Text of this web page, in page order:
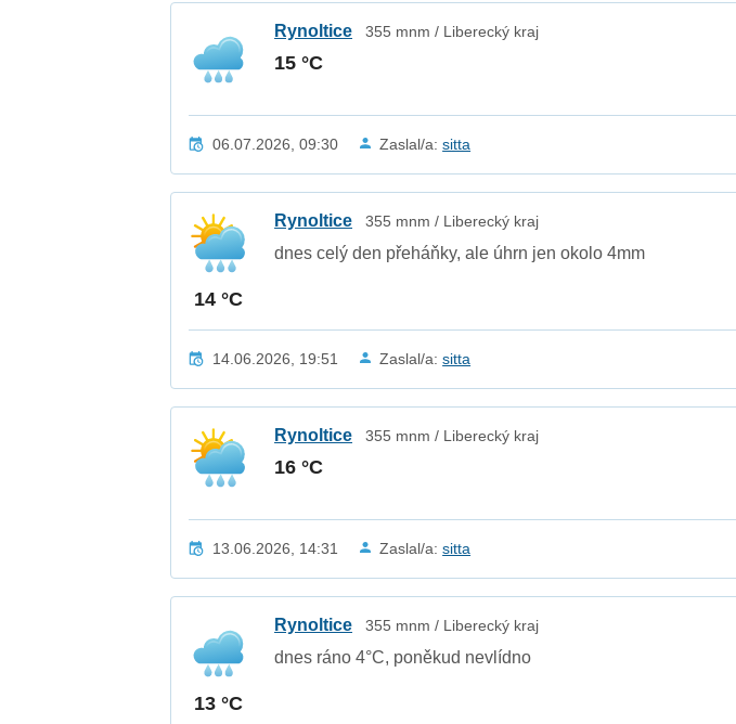
Rynoltice 355 mnm / Liberecký kraj
15 °C
06.07.2026, 09:30 Zaslal/a:sitta
14 °C
Rynoltice 355 mnm / Liberecký kraj
dnes celý den přeháňky, ale úhrn jen okolo 4mm
14.06.2026, 19:51 Zaslal/a:sitta
Rynoltice 355 mnm / Liberecký kraj
16 °C
13.06.2026, 14:31 Zaslal/a:sitta
13 °C
Rynoltice 355 mnm / Liberecký kraj
dnes ráno 4°C, poněkud nevlídno